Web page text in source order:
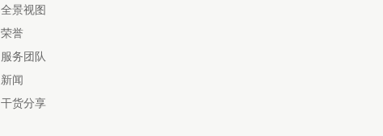
全景视图
荣誉
服务团队
新闻
干货分享